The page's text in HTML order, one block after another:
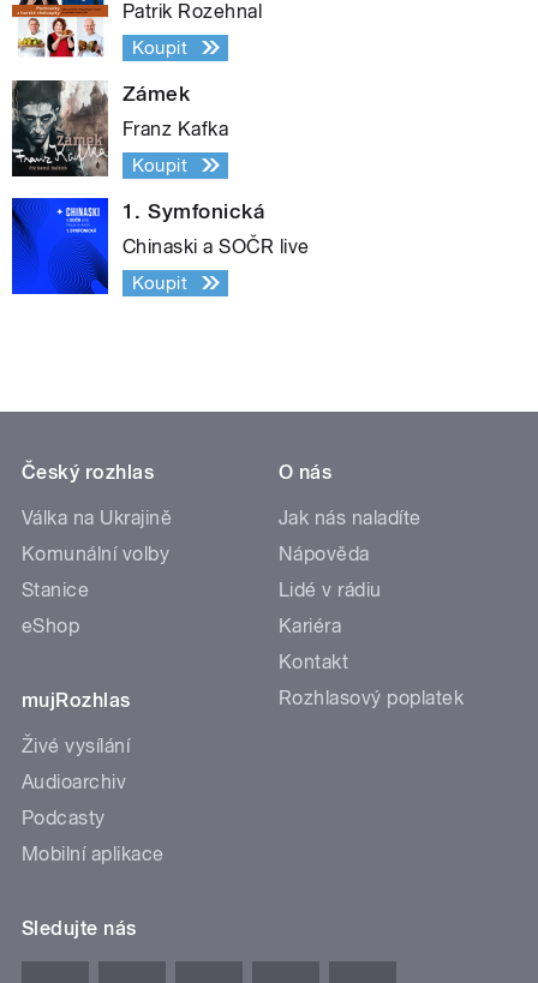
Patrik Rozehnal
Koupit
Zámek
Franz Kafka
Koupit
1. Symfonická
Chinaski a SOČR live
Koupit
Český rozhlas
Válka na Ukrajině
Komunální volby
Stanice
eShop
mujRozhlas
Živé vysílání
Audioarchiv
Podcasty
Mobilní aplikace
O nás
Jak nás naladíte
Nápověda
Lidé v rádiu
Kariéra
Kontakt
Rozhlasový poplatek
Sledujte nás